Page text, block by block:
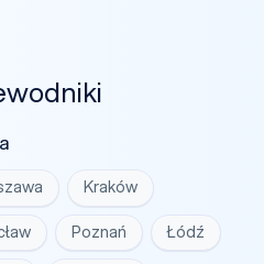
Kraków
Poznań Łódź